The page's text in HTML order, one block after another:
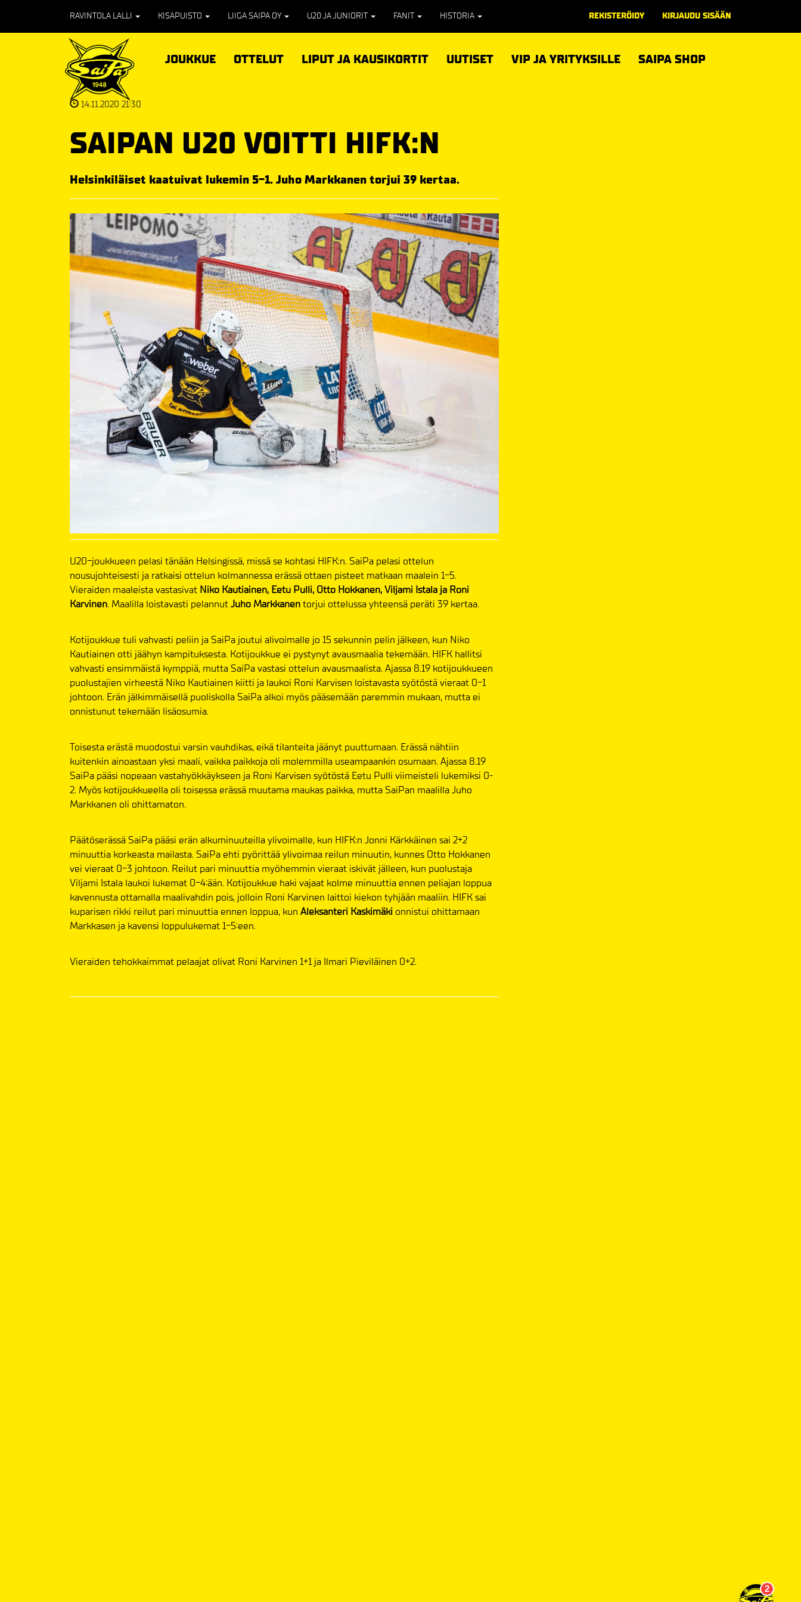
RAVINTOLA LALLI KISAPUISTO LIIGA SAIPA OY U20 JA JUNIORIT FANIT HISTORIA REKISTERÖIDY KIRJAUDU SISÄÄN
JOUKKUE OTTELUT LIPUT JA KAUSIKORTIT UUTISET VIP JA YRITYKSILLE SAIPA SHOP
14.11.2020 21:30
SAIPAN U20 VOITTI HIFK:N
Helsinkiläiset kaatuivat lukemin 5-1. Juho Markkanen torjui 39 kertaa.
U20-joukkueen pelasi tänään Helsingissä, missä se kohtasi HIFK:n. SaiPa pelasi ottelun
nousujohteisesti ja ratkaisi ottelun kolmannessa erässä ottaen pisteet matkaan maalein 1-5.
Vieraiden maaleista vastasivat Niko Kautiainen, Eetu Pulli, Otto Hokkanen, Viljami Istala ja Roni
Karvinen. Maalilla loistavasti pelannutJuho Markkanentorjui ottelussa yhteensä peräti 39 kertaa.
Kotijoukkue tuli vahvasti peliin ja SaiPa joutui alivoimalle jo 15 sekunnin pelin jälkeen, kun Niko
Kautiainen otti jäähyn kampituksesta. Kotijoukkue ei pystynyt avausmaalia tekemään. HIFK hallitsi
vahvasti ensimmäistä kymppiä, mutta SaiPa vastasi ottelun avausmaalista. Ajassa 8.19 kotijoukkueen
puolustajien virheestä Niko Kautiainen kiitti ja laukoi Roni Karvisen loistavasta syötöstä vieraat 0-1
johtoon. Erän jälkimmäisellä puoliskolla SaiPa alkoi myös pääsemään paremmin mukaan, mutta ei
onnistunut tekemään lisäosumia.
Toisesta erästä muodostui varsin vauhdikas, eikä tilanteita jäänyt puuttumaan. Erässä nähtiin
kuitenkin ainoastaan yksi maali, vaikka paikkoja oli molemmilla useampaankin osumaan. Ajassa 8.19
SaiPa pääsi nopeaan vastahyökkäykseen ja Roni Karvisen syötöstä Eetu Pulli viimeisteli lukemiksi 0-
2. Myös kotijoukkueella oli toisessa erässä muutama maukas paikka, mutta SaiPan maalilla Juho
Markkanen oli ohittamaton.
Päätöserässä SaiPa pääsi erän alkuminuuteilla ylivoimalle, kun HIFK:n Jonni Kärkkäinen sai 2+2
minuuttia korkeasta mailasta. SaiPa ehti pyörittää ylivoimaa reilun minuutin, kunnes Otto Hokkanen
vei vieraat 0-3 johtoon. Reilut pari minuuttia myöhemmin vieraat iskivät jälleen, kun puolustaja
Viljami Istala laukoi lukemat 0-4:ään. Kotijoukkue haki vajaat kolme minuuttia ennen peliajan loppua
kavennusta ottamalla maalivahdin pois, jolloin Roni Karvinen laittoi kiekon tyhjään maaliin. HIFK sai
kuparisen rikki reilut pari minuuttia ennen loppua, kun Aleksanteri Kaskimäki onnistui ohittamaan
Markkasen ja kavensi loppulukemat 1-5:een.
Vieraiden tehokkaimmat pelaajat olivat Roni Karvinen 1+1 ja Ilmari Pieviläinen 0+2.